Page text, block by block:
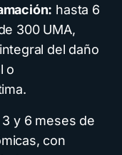
hasta 6
300 UMA,
del daño
o
y 6 meses de
con